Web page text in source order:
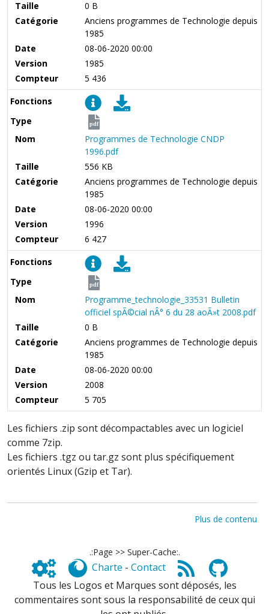
Taille
0 B
Catégorie
Anciens programmes de Technologie depuis
1985
Date
08-06-2020 00:00
Version
1985
Compteur
5 436
Fonctions
Type
pdf
Nom
Programmes de Technologie CNDP
1996.pdf
Taille
556 KB
Catégorie
Anciens programmes de Technologie depuis
1985
Date
08-06-2020 00:00
Version
1996
Compteur
6 427
Fonctions
Type
pdf
Nom
Programme_technologie_33531 Bulletin
officiel spÃ©cial nÂ° 6 du 28 aoÃ»t 2008.pdf
Taille
0 B
Catégorie
Anciens programmes de Technologie depuis
1985
Date
08-06-2020 00:00
Version
2008
Compteur
5 705
Les fichiers .zip sont décompactables avec un logiciel
comme 7zip.
Les fichiers .tgz ou tar.gz sont plus spécifiquement
orientés Linux (Gzip et Tar).
Plus de contenu
.:Page >> Super-Cache:.
Charte - Contact
Tous les Logos et Marques sont déposés, les
commentaires sont sous la responsabilité de ceux qui